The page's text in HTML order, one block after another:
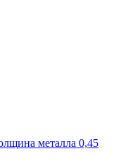
металла 0,45